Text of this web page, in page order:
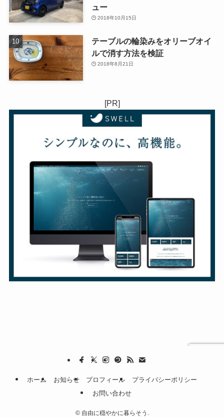
ュー
2018年10月15日
テーブルの輪染みをオリーブオイ
ルで消す方法を検証
2018年8月21日
[PR]
ホーム お知らせ プロフィール
プライバシーポリシー
お問い合わせ
©自由に穏やかに暮らそう.